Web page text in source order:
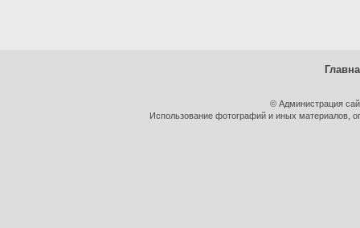
© Администрация
Использование фотографий и иных материалов,